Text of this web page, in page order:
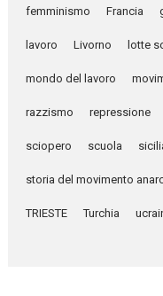
femminismo Francia
lavoro Livorno lotte
mondo del lavoro
razzismo repressione
sciopero scuola
storia del movimento
TRIESTE Turchia